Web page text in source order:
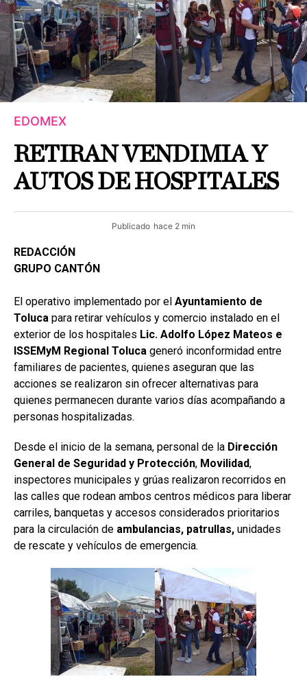
EDOMEX
RETIRAN VENDIMIA Y
AUTOS DE HOSPITALES
Publicado hace 2 min
REDACCIÓN
GRUPO CANTÓN
El operativo implementado por el Ayuntamiento de
Toluca para retirar vehículos y comercio instalado en el
exterior de los hospitales Lic. Adolfo López Mateos e
ISSEMyM Regional Toluca generó inconformidad entre
familiares de pacientes, quienes aseguran que las
acciones se realizaron sin ofrecer alternativas para
quienes permanecen durante varios días acompañando a
personas hospitalizadas.
Desde el inicio de la semana, personal de la Dirección
General de Seguridad y Protección, Movilidad,
inspectores municipales y grúas realizaron recorridos en
las calles que rodean ambos centros médicos para liberar
carriles, banquetas y accesos considerados prioritarios
para la circulación de ambulancias, patrullas, unidades
de rescate y vehículos de emergencia.